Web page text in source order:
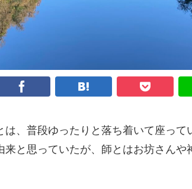
、普段ゆったりと落ち着いて座って
来と思っていたが、師とはお坊さんや